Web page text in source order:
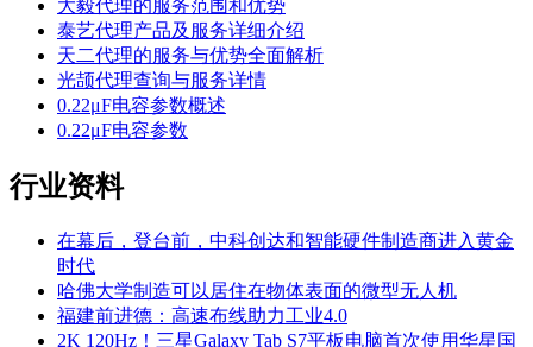
大毅代理的服务范围和优势
泰艺代理产品及服务详细介绍
天二代理的服务与优势全面解析
光颉代理查询与服务详情
0.22μF电容参数概述
0.22μF电容参数
行业资料
在幕后，登台前，中科创达和智能硬件制造商进入黄金
时代
哈佛大学制造可以居住在物体表面的微型无人机
福建前进德：高速布线助力工业4.0
2K 120Hz！三星Galaxy Tab S7平板电脑首次使用华星国